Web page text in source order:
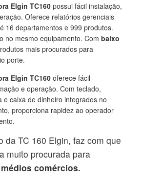
Elgin TC160possui fácil instalação,
Oferece relatórios gerenciais
16 departamentos e 999 produtos.
no mesmo equipamento. Combaixo
mais procurados para
porte.
Elgin TC160 oferece fácil
e operação. Com teclado,
e caixa de dinheiro integrados no
proporciona rapidez ao operador
da TC 160 Elgin, faz com que
muito procurada para
comércios.